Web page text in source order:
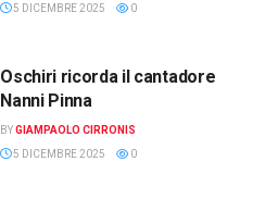
5 DICEMBRE 2025
0
Oschiri ricorda il cantadore
Nanni Pinna
BYGIAMPAOLO CIRRONIS
5 DICEMBRE 2025
0